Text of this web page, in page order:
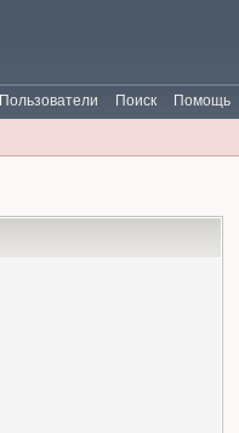
Помощь
Поиск
Пользователи